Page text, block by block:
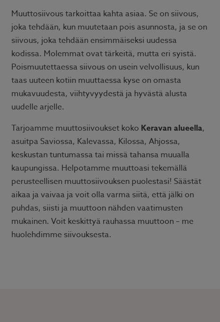
Muuttosiivous tarkoittaa kahta asiaa. Se on siivous,
joka tehdään, kun muutetaan pois asunnosta, ja se on
siivous, joka tehdään ensimmäiseksi uudessa
kodissa. Molemmat ovat tärkeitä, mutta eri syistä.
Poismuutettaessa siivous on usein velvollisuus, kun
taas uuteen kotiin muuttaessa kyse on omasta
mukavuudesta, viihtyvyydestä ja hyvästä alusta
uudelle arjelle.
Tarjoamme muuttosiivoukset koko Keravan alueella,
asuitpa Saviossa, Kalevassa, Kilossa, Ahjossa,
keskustan tuntumassa tai missä tahansa muualla
kaupungissa. Helpotamme muuttoasi tekemällä
perusteellisen muuttosiivouksen puolestasi! Säästät
aikaa ja vaivaa ja voit olla varma siitä, että jälki on
puhdas, siisti ja muuttoon nähden vaatimusten
mukainen. Voit keskittyä rauhassa muuttoon – me
huolehdimme siivouksesta.